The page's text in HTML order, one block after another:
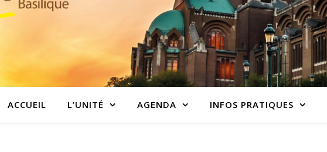
ACCUEIL L’UNITÉ AGENDA INFOS PRATIQUES